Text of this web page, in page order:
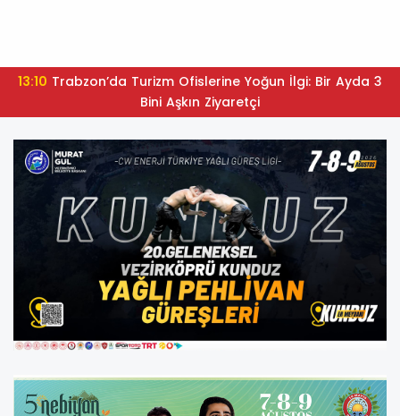
13:10
Bini Aşkın Ziyaretçi